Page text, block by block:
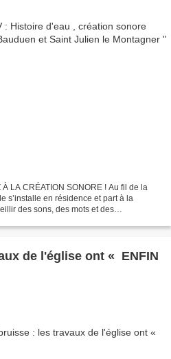
À LA CRÉATION SONORE ! Au fil de la
s’installe en résidence et part à la
des sons, des mots et des
ont « ENFIN